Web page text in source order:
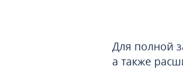
Для полной
а также